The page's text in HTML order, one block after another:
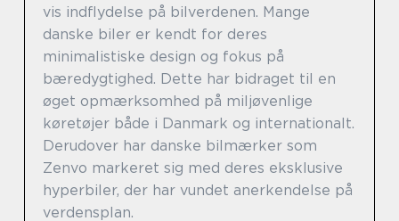
vis indflydelse på bilverdenen. Mange
danske biler er kendt for deres
minimalistiske design og fokus på
bæredygtighed. Dette har bidraget til en
øget opmærksomhed på miljøvenlige
køretøjer både i Danmark og internationalt.
Derudover har danske bilmærker som
Zenvo markeret sig med deres eksklusive
hyperbiler, der har vundet anerkendelse på
verdensplan.